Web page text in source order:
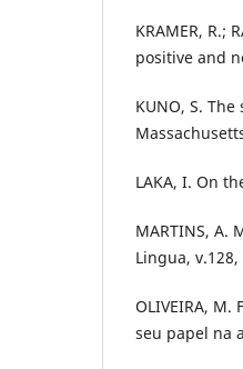
KRAMER, R.;
positive and
KUNO, S.
LAKA, I. On
MARTINS, A.
Lingua,
OLIVEIRA,
seu papel na